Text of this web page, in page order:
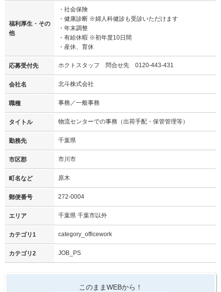
福利厚生・その
他
・社会保険
・健康診断 ※婦人科健診も受診いただけます
・年末調整
・有給休暇 ※初年度10日間
・産休、育休
応募受付先 ホクトスタッフ 問合せ先 0120-443-431
会社名 北斗株式会社
職種 事務／一般事務
タイトル 物流センターでの事務（出荷手配・保管管理等）
勤務先 千葉県
市区郡 市川市
町名など 原木
郵便番号 272-0004
エリア 千葉県 千葉市以外
カテゴリ1 category_officework
カテゴリ2 JOB_PS
このままWEBから！